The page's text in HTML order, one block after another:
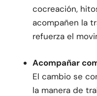
cocreación,
acompañen la
refuerza el
Acompañar
El cambio se
la manera de